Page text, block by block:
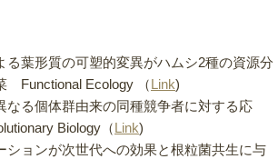
る葉形質の可塑的変異がハムシ2種の資源分
Functional Ecology （Link)
なる個体群由来の同種競争者に対する応
Biology（Link)
ションが次世代への効果と根粒菌共生に与